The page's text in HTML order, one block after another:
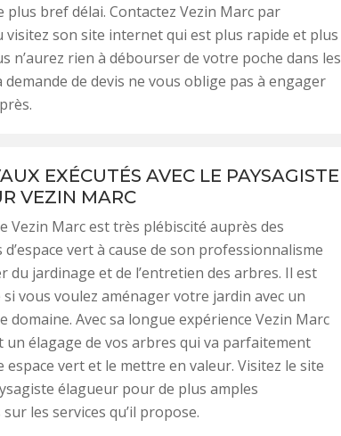
plus bref délai. Contactez Vezin Marc par
visitez son site internet qui est plus rapide et plus
n’aurez rien à débourser de votre poche dans les
demande de devis ne vous oblige pas à engager
EXÉCUTÉS AVEC LE PAYSAGISTE
VEZIN MARC
Vezin Marc est très plébiscité auprès des
vert à cause de son professionnalisme
du jardinage et de l’entretien des arbres. Il est
si vous voulez aménager votre jardin avec un
domaine. Avec sa longue expérience Vezin Marc
élagage de vos arbres qui va parfaitement
espace vert et le mettre en valeur. Visitez le site
élagueur pour de plus amples
les services qu’il propose.